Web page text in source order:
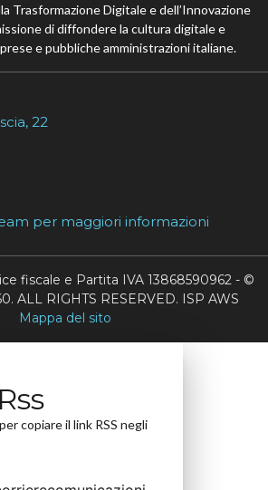
Trasformazione Digitale e dell’Innovazione
di diffondere la cultura digitale e
e pubbliche amministrazioni italiane.
22
per maggiori informazioni
fiscale e Partita IVA 13868590962 - ©
ALL RIGHTS RESERVED. ISP AWS
Mappa del sito
copiare il link RSS negli